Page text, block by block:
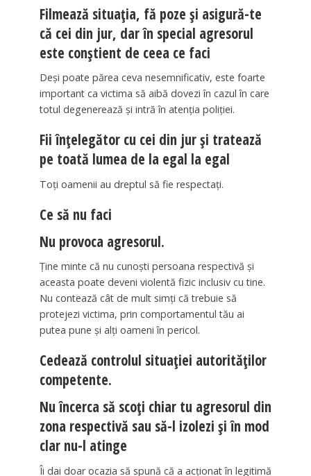
Filmează situația, fă poze și asigură-te
că cei din jur, dar în special agresorul
este conștient de ceea ce faci
Deși poate părea ceva nesemnificativ, este foarte
important ca victima să aibă dovezi în cazul în care
totul degenerează și intră în atenția poliției.
Fii înțelegător cu cei din jur și tratează
pe toată lumea de la egal la egal
Toți oamenii au dreptul să fie respectați.
Ce să nu faci
Nu provoca agresorul.
Ține minte că nu cunoști persoana respectivă și
aceasta poate deveni violentă fizic inclusiv cu tine.
Nu contează cât de mult simți că trebuie să
protejezi victima, prin comportamentul tău ai
putea pune și alți oameni în pericol.
Cedează controlul situației autorităților
competente.
Nu încerca să scoți chiar tu agresorul din
zona respectivă sau să-l izolezi și în mod
clar nu-l atinge
Îi dai doar ocazia să spună că a acționat în legitimă